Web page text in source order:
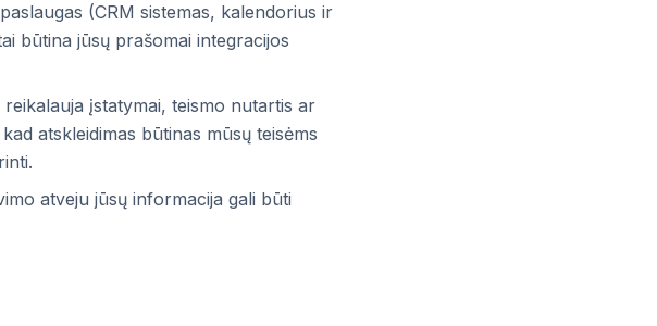
(CRM sistemas, kalendorius ir
būtina jūsų prašomai integracijos
įstatymai, teismo nutartis ar
atskleidimas būtinas mūsų teisėms
atveju jūsų informacija gali būti